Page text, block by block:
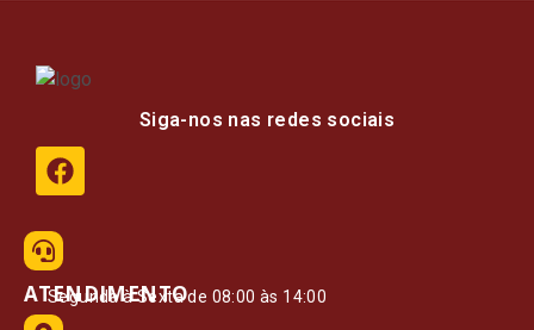
Siga-nos nas redes sociais
ATENDIMENTO
Segunda à Sexta de 08:00 às 14:00